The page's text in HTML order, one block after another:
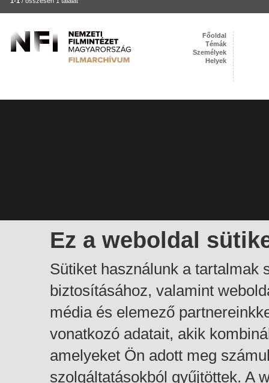
Ez a weboldal
Sütiket használunk a tartalmak
biztosításához, valamint
média és elemező
vonatkozó adatait, akik
amelyeket Ön adott meg
szolgáltatásokból gyűjtöttek. A
Főoldal
Témák
Személyek
Helyek